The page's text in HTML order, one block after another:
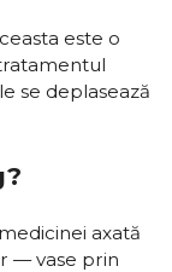
este o
se deplasează
axată
— vase prin